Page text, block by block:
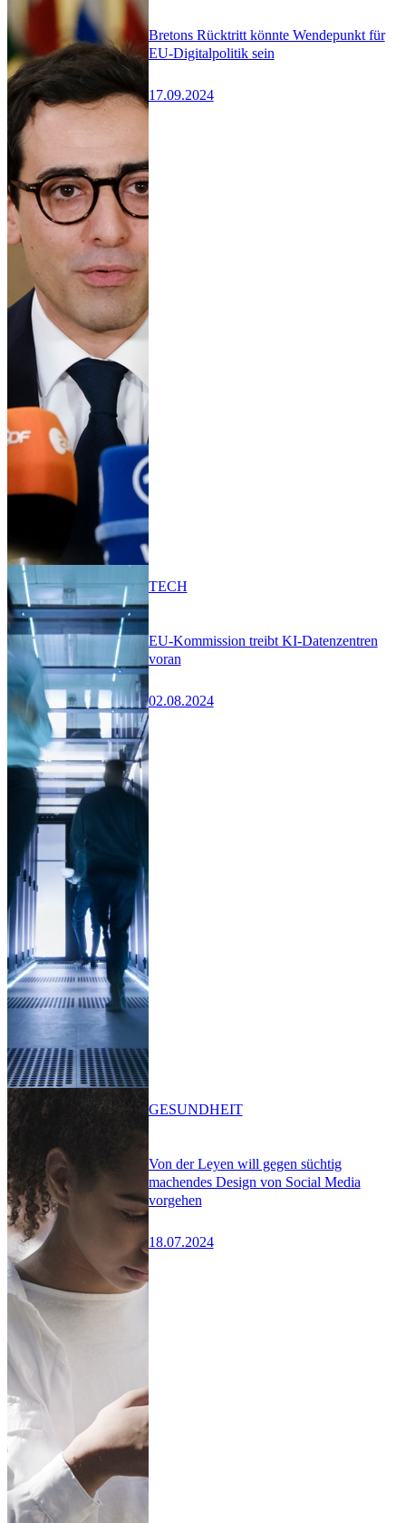
Bretons Rücktritt könnte Wendepunkt für
EU-Digitalpolitik sein
17.09.2024
EU-Kommission treibt KI-Datenzentren
voran
02.08.2024
TECH
Von der Leyen will gegen süchtig
machendes Design von Social Media
vorgehen
18.07.2024
GESUNDHEIT